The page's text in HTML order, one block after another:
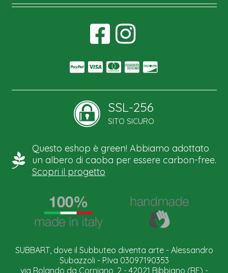
SSL-256
SITO SICURO
Questo eshop è green! Abbiamo adottato
un albero di caoba per essere carbon-free.
Scopri il progetto
SUBBART, dove il Subbuteo diventa arte - Alessandro
Subazzoli - P.Iva 03097190353
via Rolando da Corniano, 2 - 42021 Bibbiano (RE) -